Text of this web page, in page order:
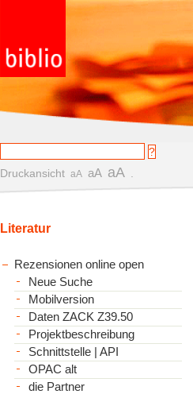
Druckansicht aA aA aA
Literatur
Rezensionen online open
Neue Suche
Mobilversion
Daten ZACK Z39.50
Projektbeschreibung
Schnittstelle | API
OPAC alt
die Partner